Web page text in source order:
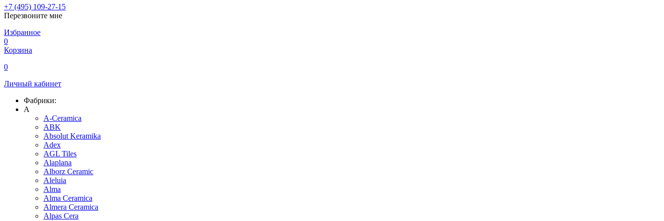
+7 (495) 109-27-15
Перезвоните мне
Избранное
0
Корзина
0
Личный кабинет
Фабрики:
A
A-Ceramica
ABK
Absolut Keramika
Adex
AGL Tiles
Alaplana
Alborz Ceramic
Aleluia
Alma
Alma Ceramica
Almera Ceramica
Alpas Cera